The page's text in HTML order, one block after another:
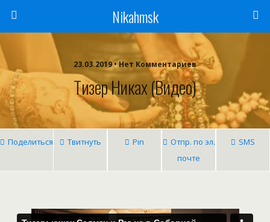
Nikahmsk
23.03.2019 • Нет Комментариев
Тизер Никах (Видео)
Поделиться Твитнуть Pin
Отпр. по эл.
почте
SMS